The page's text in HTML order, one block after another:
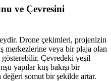
ve Çevresini
Drone çekimleri, projenizin
merkezlerine veya bir plaja olan
Çevredeki yeşil
yapılar kuş bakışı bir
somut bir şekilde artar.